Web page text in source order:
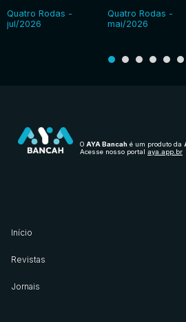
Quatro Rodas -
jul/2026
Quatro Rodas -
mai/2026
O AYA Bancah é um produto da
Acesse nosso portal aya.app.br
Início
Revistas
Jornais